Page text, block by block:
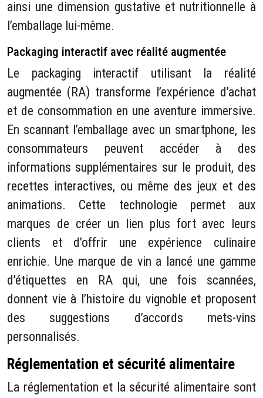
ainsi une dimension gustative et nutritionnelle à
l’emballage lui-même.
Packaging interactif avec réalité augmentée
Le packaging interactif utilisant la réalité
augmentée (RA) transforme l’expérience d’achat
et de consommation en une aventure immersive.
En scannant l’emballage avec un smartphone, les
consommateurs peuvent accéder à des
informations supplémentaires sur le produit, des
recettes interactives, ou même des jeux et des
animations. Cette technologie permet aux
marques de créer un lien plus fort avec leurs
clients et d’offrir une expérience culinaire
enrichie. Une marque de vin a lancé une gamme
d’étiquettes en RA qui, une fois scannées,
donnent vie à l’histoire du vignoble et proposent
des suggestions d’accords mets-vins
personnalisés.
Réglementation et sécurité alimentaire
La réglementation et la sécurité alimentaire sont